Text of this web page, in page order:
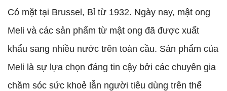
Có mặt tại Brussel, Bỉ từ 1932. Ngày nay, mật ong
Meli và các sản phẩm từ mật ong đã được xuất
khẩu sang nhiều nước trên toàn cầu. Sản phẩm của
Meli là sự lựa chọn đáng tin cậy bởi các chuyên gia
chăm sóc sức khoẻ lẫn người tiêu dùng trên thế